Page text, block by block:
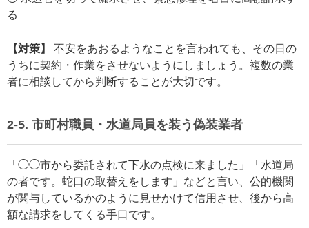
る
【対策】
不安をあおるようなことを言われても、その日の
うちに契約・作業をさせないようにしましょう。複数の業
者に相談してから判断することが大切です。
2-5. 市町村職員・水道局員を装う偽装業者
「◯◯市から委託されて下水の点検に来ました」「水道局
の者です。蛇口の取替えをします」などと言い、公的機関
が関与しているかのように見せかけて信用させ、後から高
額な請求をしてくる手口です。